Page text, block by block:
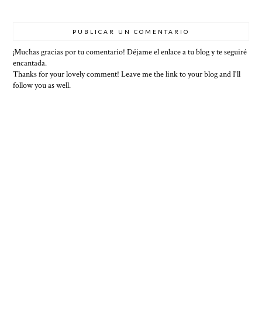
MEJOR
PUBLICAR UN COMENTARIO
¡Muchas gracias por tu comentario! Déjame el enlace a tu blog y te seguiré
encantada.
Thanks for your lovely comment! Leave me the link to your blog and I'll
follow you as well.